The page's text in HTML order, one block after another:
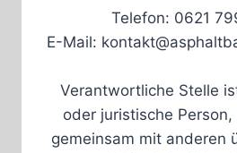
Telefon: 0621
E-Mail:
Verantwortliche Stelle
oder juristische
gemeinsam mit anderen